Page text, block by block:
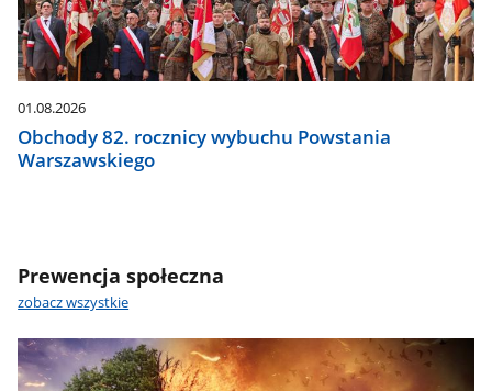
01.08.2026
Obchody 82. rocznicy wybuchu Powstania
Warszawskiego
Prewencja społeczna
zobacz wszystkie